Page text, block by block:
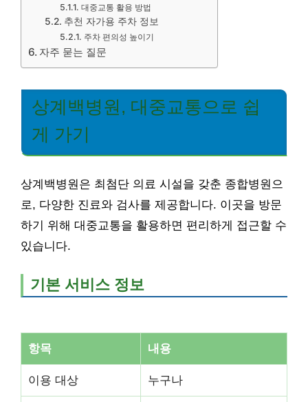
대중교통 활용 방법
추천 자가용 주차 정보
주차 편의성 높이기
자주 묻는 질문
상계백병원, 대중교통으로 쉽
게 가기
상계백병원은 최첨단 의료 시설을 갖춘 종합병원으
로, 다양한 진료와 검사를 제공합니다. 이곳을 방문
하기 위해 대중교통을 활용하면 편리하게 접근할 수
있습니다.
기본 서비스 정보
항목 내용
이용 대상 누구나